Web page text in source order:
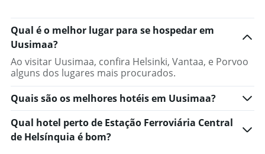
Qual é o melhor lugar para se hospedar em
Uusimaa?
Ao visitar Uusimaa, confira Helsinki, Vantaa, e Porvoo
alguns dos lugares mais procurados.
Quais são os melhores hotéis em Uusimaa?
Qual hotel perto de Estação Ferroviária Central
de Helsínquia é bom?